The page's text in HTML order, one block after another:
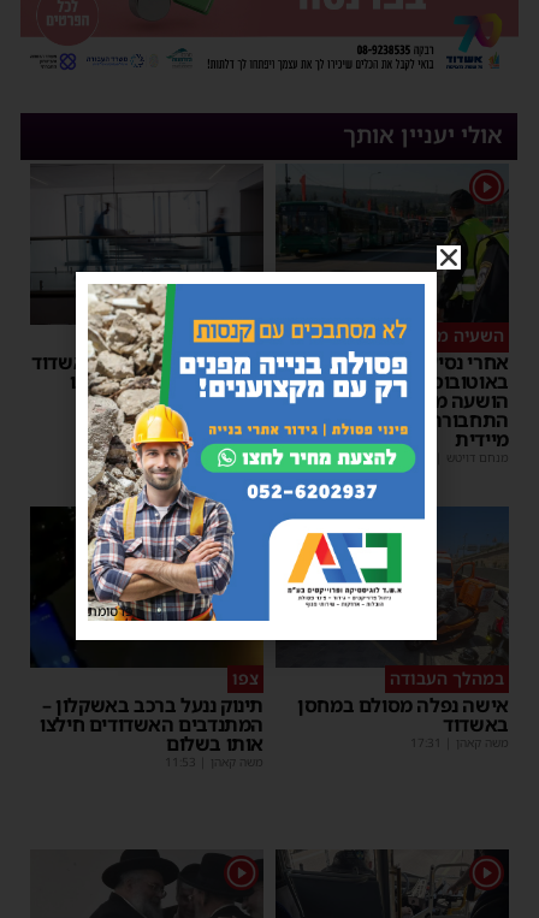
אולי יעניין אותך
השעיה מיידית
אחרי נסיעת האימים
באוטובוס מאשדוד: הנהג
הושעה מתפקידו – משרד
התחבורה הורה על בדיקה
מיידית
מנחם דויטש |
17:44 | 1 תגובות
ליבו שב לפעום
אדם התמוטט בביתו באשדוד
– כוחות ההצלה ביצעו בו
פעולות החייאה
17:35
במהלך העבודה
אישה נפלה מסולם במחסן
באשדוד
משה קאהן |
17:31
1
תינוק ננעל ברכב באשקלון –
המתנדבים האשדודים חילצו
אותו בשלום
משה קאהן |
11:53
1
פרסומת